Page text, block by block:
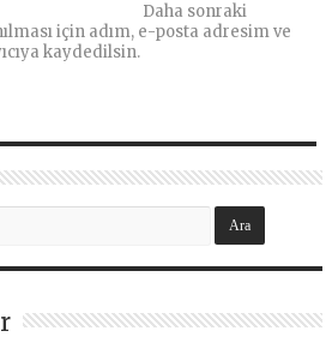
Daha sonraki
için adım, e-posta adresim ve
kaydedilsin.